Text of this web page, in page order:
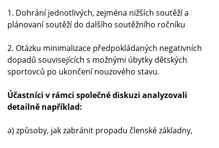
1. Dohrání jednotlivých, zejména nižších soutěží a
plánovaní soutěží do dalšího soutěžního ročníku
2. Otázku minimalizace předpokládaných negativních
dopadů souvisejících s možnými úbytky dětských
sportovců po ukončení nouzového stavu.
Účastníci v rámci společné diskuzi analyzovali
detailně například:
a) způsoby, jak zabránit propadu členské základny,